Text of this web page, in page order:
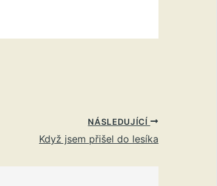
NÁSLEDUJÍCÍ
Když jsem přišel do lesíka